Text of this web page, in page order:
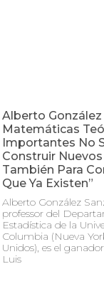
Alberto González
Matemáticas
Importantes No
Construir
También Para
Que Ya Existen”
Alberto González
professor del
Estadística de la
Columbia (Nueva
Unidos), es el
Luis